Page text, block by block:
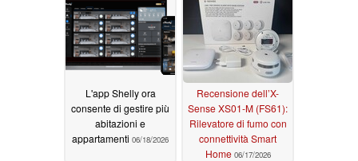
L'app Shelly ora
consente di gestire più
abitazioni e
appartamenti 06/18/2026
Recensione dell’X-
Sense XS01-M (FS61):
Rilevatore di fumo con
connettività Smart
Home 06/17/2026